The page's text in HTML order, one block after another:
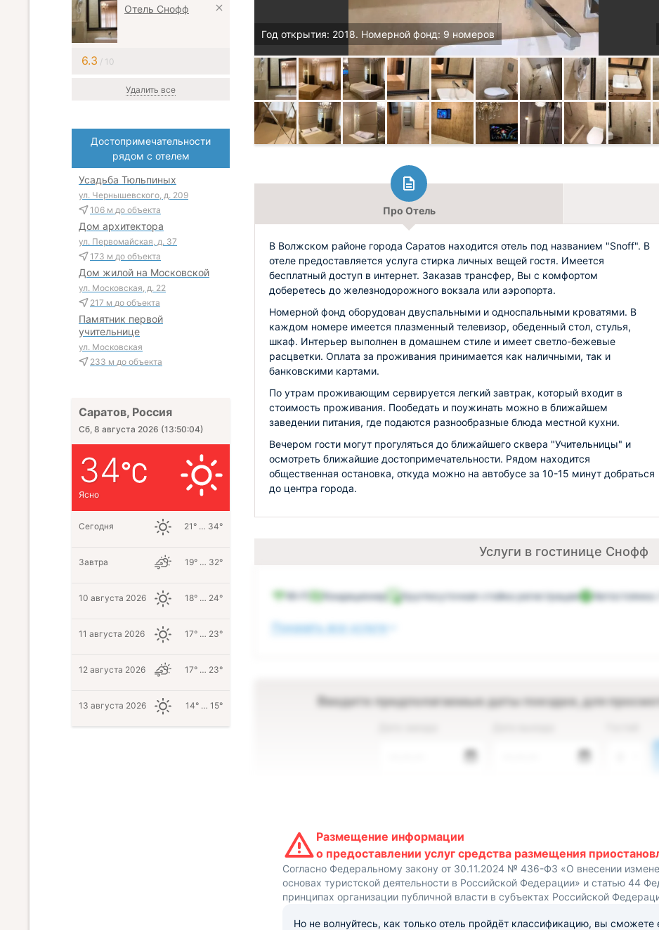
Год открытия: 2018. Номерной фонд: 9 номеров
Про Отель
В Волжском районе города Саратов находится отель под названием "Snoff". В
отеле предоставляется услуга стирка личных вещей гостя. Имеется
бесплатный доступ в интернет. Заказав трансфер, Вы с комфортом
доберетесь до железнодорожного вокзала или аэропорта.
Номерной фонд оборудован двуспальными и односпальными кроватями. В
каждом номере имеется плазменный телевизор, обеденный стол, стулья,
шкаф. Интерьер выполнен в домашнем стиле и имеет светло-бежевые
расцветки. Оплата за проживания принимается как наличными, так и
банковскими картами.
По утрам проживающим сервируется легкий завтрак, который входит в
стоимость проживания. Пообедать и поужинать можно в ближайшем
заведении питания, где подаются разнообразные блюда местной кухни.
Вечером гости могут прогуляться до ближайшего сквера "Учительницы" и
осмотреть ближайшие достопримечательности. Рядом находится
общественная остановка, откуда можно на автобусе за 10-15 минут добраться
до центра города.
Услуги в гостинице Снофф
Wi-Fi Кондиционер Круглосуточная стойка регистрации Автостоянка
Показать все услуги
Введите предполагаемые даты поездки, для
Размещение информации
о предоставлении услуг средства размещения
Согласно Федеральному закону от 30.11.2024 № 436-ФЗ «О внесении
основах туристской деятельности в Российской Федерации» и статью 44
принципах организации публичной власти в субъектах Российской
Но не волнуйтесь, как только отель пройдёт классификацию, вы сможете
Отель Снофф
6.3 / 10
Удалить все
Достопримечательности
рядом с отелем
Усадьба Тюльпиных
ул. Чернышевского, д. 209
106 м до объекта
Дом архитектора
ул. Первомайская, д. 37
173 м до объекта
Дом жилой на Московской
ул. Московская, д. 22
217 м до объекта
Памятник первой
учительнице
ул. Московская
233 м до объекта
Саратов, Россия
Сб, 8 августа 2026 (13:50:06)
34
Ясно
Сегодня 21° … 34°
Завтра 19° … 32°
10 августа 2026 18° … 24°
11 августа 2026 17° … 23°
12 августа 2026 17° … 23°
13 августа 2026 14° … 15°